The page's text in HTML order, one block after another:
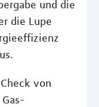
und die
die Lupe
von